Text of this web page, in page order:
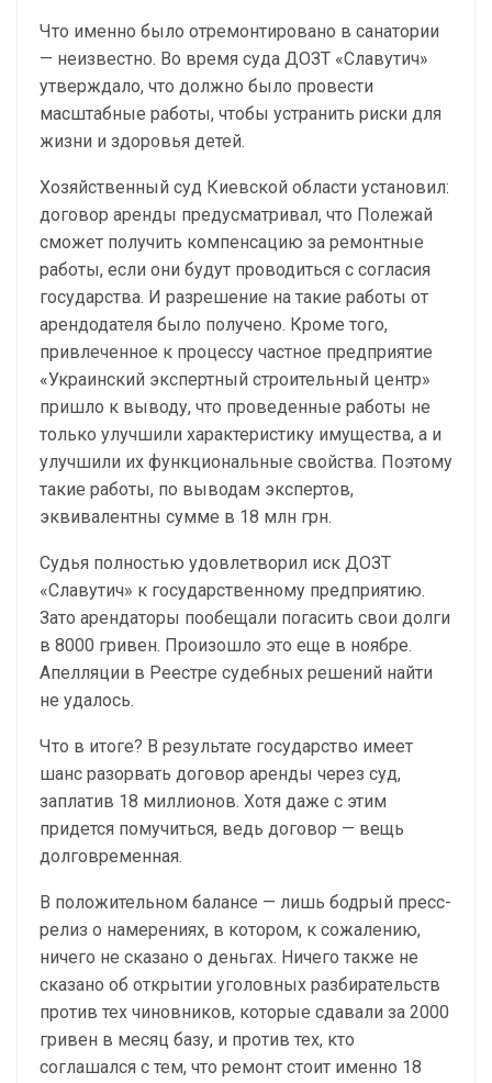
Что именно было отремонтировано в санатории
— неизвестно. Во время суда ДОЗТ «Славутич»
утверждало, что должно было провести
масштабные работы, чтобы устранить риски для
жизни и здоровья детей.
Хозяйственный суд Киевской области установил:
договор аренды предусматривал, что Полежай
сможет получить компенсацию за ремонтные
работы, если они будут проводиться с согласия
государства. И разрешение на такие работы от
арендодателя было получено. Кроме того,
привлеченное к процессу частное предприятие
«Украинский экспертный строительный центр»
пришло к выводу, что проведенные работы не
только улучшили характеристику имущества, а и
улучшили их функциональные свойства. Поэтому
такие работы, по выводам экспертов,
эквивалентны сумме в 18 млн грн.
Судья полностью удовлетворил иск ДОЗТ
«Славутич» к государственному предприятию.
Зато арендаторы пообещали погасить свои долги
в 8000 гривен. Произошло это еще в ноябре.
Апелляции в Реестре судебных решений найти
не удалось.
Что в итоге? В результате государство имеет
шанс разорвать договор аренды через суд,
заплатив 18 миллионов. Хотя даже с этим
придется помучиться, ведь договор — вещь
долговременная.
В положительном балансе — лишь бодрый пресс-
релиз о намерениях, в котором, к сожалению,
ничего не сказано о деньгах. Ничего также не
сказано об открытии уголовных разбирательств
против тех чиновников, которые сдавали за 2000
гривен в месяц базу, и против тех, кто
соглашался с тем, что ремонт стоит именно 18